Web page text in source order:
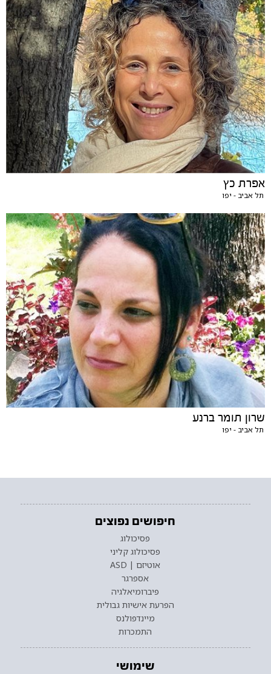
אפרת כץ
תל אביב - יפו
שרון תומר ברנע
תל אביב - יפו
חיפושים נפוצים
פסיכולוג
פסיכולוג קליני
אוטיזם | ASD
אספרגר
פיברומיאלגיה
הפרעת אישיות גבולית
מיינדפולנס
התמכרות
שימושי